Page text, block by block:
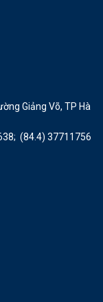
Giảng Võ, TP Hà
(84.4) 37711756